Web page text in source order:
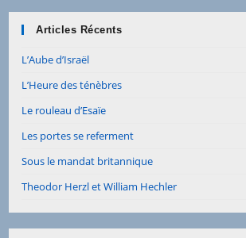
Articles Récents
L’Aube d’Israël
L’Heure des ténèbres
Le rouleau d’Esaïe
Les portes se referment
Sous le mandat britannique
Theodor Herzl et William Hechler